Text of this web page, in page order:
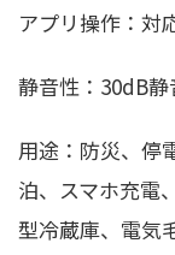
アプリ操作：対
静音性：30dB
用途：防災、停
泊、スマホ充電
型冷蔵庫、電気